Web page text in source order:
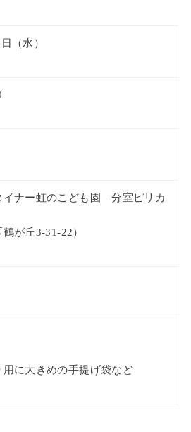
日（水）
イナー虹のこども園分室ピリカ
鶴が丘3-31-22）
用に大きめの手提げ袋など